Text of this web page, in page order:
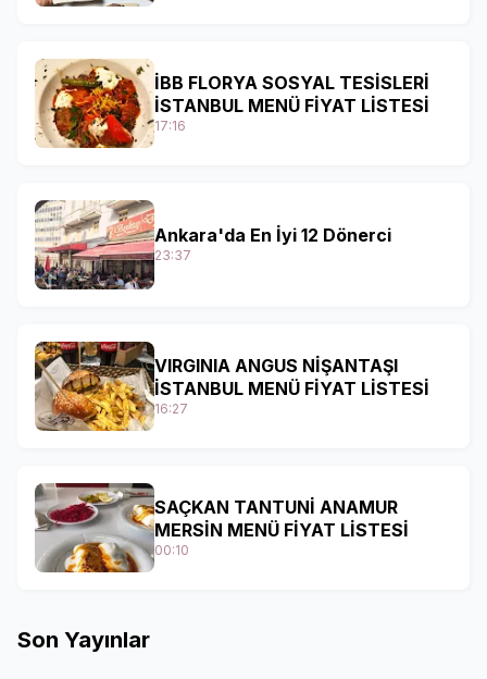
İBB FLORYA SOSYAL TESİSLERİ
İSTANBUL MENÜ FİYAT LİSTESİ
17:16
Ankara'da En İyi 12 Dönerci
23:37
VIRGINIA ANGUS NİŞANTAŞI
İSTANBUL MENÜ FİYAT LİSTESİ
16:27
SAÇKAN TANTUNİ ANAMUR
MERSİN MENÜ FİYAT LİSTESİ
00:10
Son Yayınlar